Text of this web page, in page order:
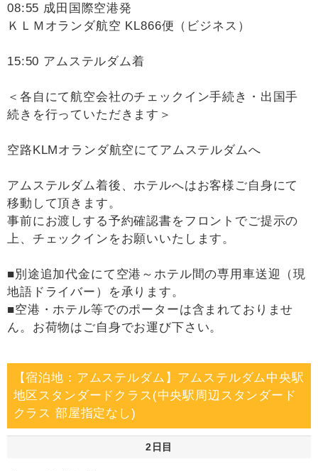
08:55 成田国際空港発
ＫＬＭオランダ航空 KL866便（ビジネス）
15:50 アムステルダム着
＜各自にて航空会社のチェックイン手続き・出国手
続きを行っていただきます＞
空路KLMオランダ航空にてアムステルダムへ
アムステルダム着後、ホテルへはお客様ご自身にて
移動して頂きます。
事前にお渡しする予約確認書をフロントでご提示の
上、チェックインをお願いいたします。
■別途追加代金にて空港～ホテル間の専用車送迎（現
地語ドライバー）を承ります。
■空港・ホテル等でのポーターは含まれておりませ
ん。お荷物はご自身でお運び下さい。
【宿泊地：アムステルダム】アムステルダム中央駅
地区スタンダードクラス(中央駅周辺スタンダード
クラス 部屋指定なし)
2日目